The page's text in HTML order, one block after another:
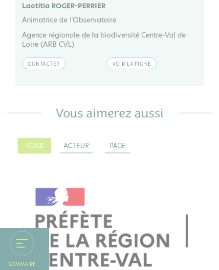
Laetitia ROGER-PERRIER
Animatrice de l'Observatoire
Agence régionale de la biodiversité Centre-Val de
Loire (ARB CVL)
CONTACTER VOIR LA FICHE
Vous aimerez aussi
TOUS ACTEUR PAGE
SOMMAIRE